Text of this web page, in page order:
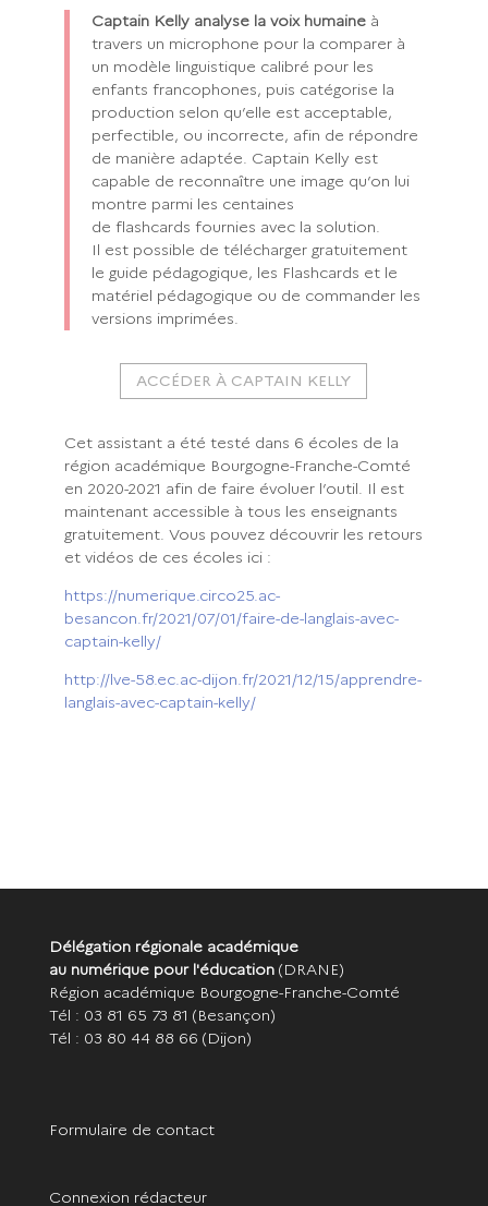
Captain Kelly analyse la voix humaine à
travers un microphone pour la comparer à
un modèle linguistique calibré pour les
enfants francophones, puis catégorise la
production selon qu’elle est acceptable,
perfectible, ou incorrecte, afin de répondre
de manière adaptée. Captain Kelly est
capable de reconnaître une image qu’on lui
montre parmi les centaines
de flashcards fournies avec la solution.
Il est possible de télécharger gratuitement
le guide pédagogique, les Flashcards et le
matériel pédagogique ou de commander les
versions imprimées.
ACCÉDER À CAPTAIN KELLY
Cet assistant a été testé dans 6 écoles de la
région académique Bourgogne-Franche-Comté
en 2020-2021 afin de faire évoluer l’outil. Il est
maintenant accessible à tous les enseignants
gratuitement. Vous pouvez découvrir les retours
et vidéos de ces écoles ici :
https://numerique.circo25.ac-
besancon.fr/2021/07/01/faire-de-langlais-avec-
captain-kelly/
http://lve-58.ec.ac-dijon.fr/2021/12/15/apprendre-
langlais-avec-captain-kelly/
Délégation régionale académique
au numérique pour l'éducation(DRANE)
Région académique Bourgogne-Franche-Comté
Tél : 03 81 65 73 81 (Besançon)
Tél : 03 80 44 88 66 (Dijon)
Formulaire de contact
Connexion rédacteur